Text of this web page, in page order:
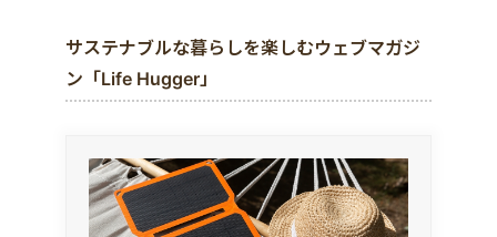
サステナブルな暮らしを楽しむウェブマガジ
ン「Life Hugger」